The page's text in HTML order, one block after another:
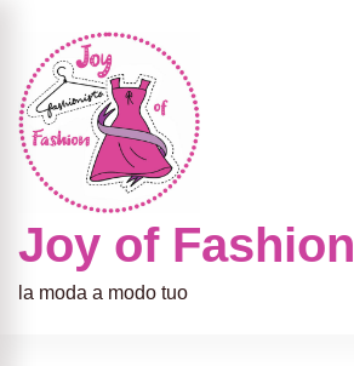
Joy of Fashion
la moda a modo tuo